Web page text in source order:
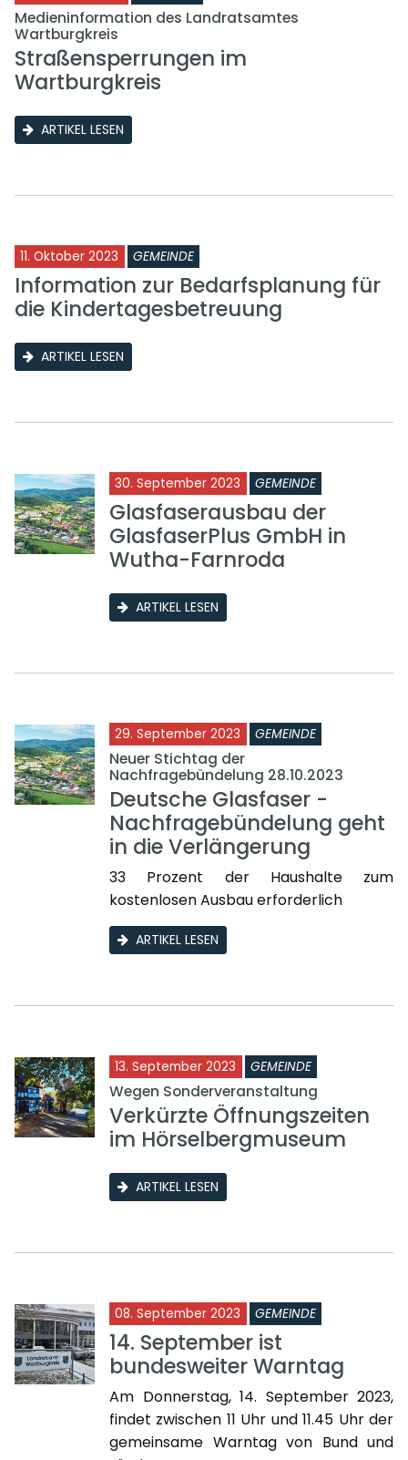
Medieninformation des Landratsamtes
Wartburgkreis
Straßensperrungen im
Wartburgkreis
ARTIKEL LESEN
11. Oktober 2023 GEMEINDE
Information zur Bedarfsplanung für
die Kindertagesbetreuung
ARTIKEL LESEN
30. September 2023 GEMEINDE
Glasfaserausbau der
GlasfaserPlus GmbH in
Wutha-Farnroda
ARTIKEL LESEN
29. September 2023 GEMEINDE
Neuer Stichtag der
Nachfragebündelung 28.10.2023
Deutsche Glasfaser -
Nachfragebündelung geht
in die Verlängerung
33 Prozent der Haushalte zum
kostenlosen Ausbau erforderlich
ARTIKEL LESEN
13. September 2023 GEMEINDE
Wegen Sonderveranstaltung
Verkürzte Öffnungszeiten
im Hörselbergmuseum
ARTIKEL LESEN
08. September 2023 GEMEINDE
14. September ist
bundesweiter Warntag
Am Donnerstag, 14. September 2023,
findet zwischen 11 Uhr und 11.45 Uhr der
gemeinsame Warntag von Bund und